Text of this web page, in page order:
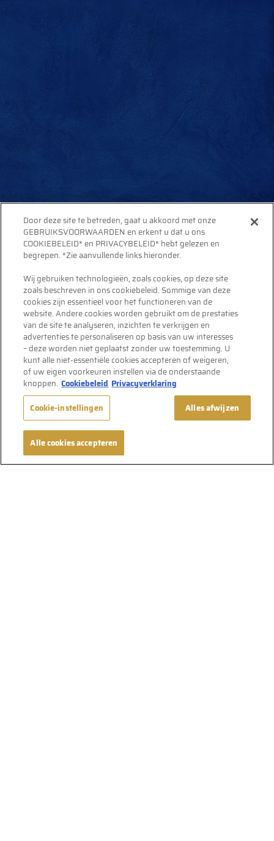
Volg ons op
Door deze site te betreden, gaat u akkoord met onze
GEBRUIKSVOORWAARDEN en erkent u dat u ons
COOKIEBELEID* en PRIVACYBELEID* hebt gelezen en
begrepen. *Zie aanvullende links hieronder.
Wij gebruiken technologieën, zoals cookies, op deze site
zoals beschreven in ons cookiebeleid. Sommige van deze
cookies zijn essentieel voor het functioneren van de
website. Andere cookies worden gebruikt om de prestaties
van de site te analyseren, inzichten te verkrijgen en
advertenties te personaliseren op basis van uw interesses
– deze worden niet geplaatst zonder uw toestemming. U
kunt alle niet-essentiële cookies accepteren of weigeren,
of uw eigen voorkeuren instellen via de onderstaande
knoppen. Cookiebeleid Privacyverklaring
Cookie-instellingen
Alles afwijzen
Alle cookies accepteren